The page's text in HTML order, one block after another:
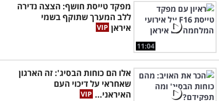
11:04
מפקד טייסת חושף: הצצה נדירה
ללב המערך שתוקף בשמי
איראן
אלו הם כוחות הבסיג': זה הארגון
שאחראי על דיכוי העם
האיראני...